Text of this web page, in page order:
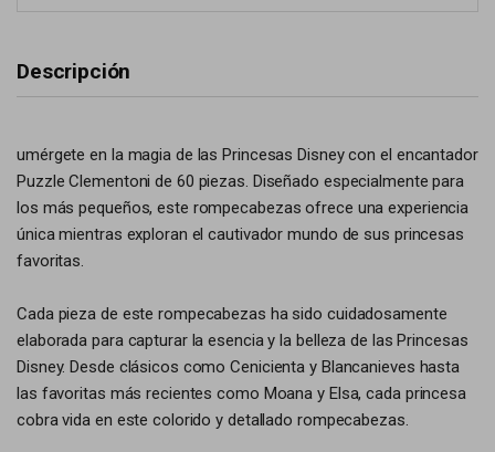
Descripción
umérgete en la magia de las Princesas Disney con el encantador
Puzzle Clementoni de 60 piezas. Diseñado especialmente para
los más pequeños, este rompecabezas ofrece una experiencia
única mientras exploran el cautivador mundo de sus princesas
favoritas.
Cada pieza de este rompecabezas ha sido cuidadosamente
elaborada para capturar la esencia y la belleza de las Princesas
Disney. Desde clásicos como Cenicienta y Blancanieves hasta
las favoritas más recientes como Moana y Elsa, cada princesa
cobra vida en este colorido y detallado rompecabezas.